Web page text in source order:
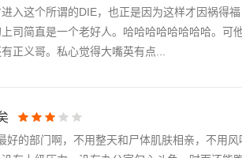
入这个所谓的DIE，也正是因为这样才因祸得
司简直是一个老好人。哈哈哈哈哈哈哈哈。可
正义哥。私心觉得大嘴英有点...
好的部门啊，不用整天和尸体肌肤相亲，不用